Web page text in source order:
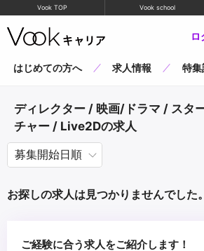
Vook TOP Vook school
ロ
はじめての方へ 求人情報 特集
ディレクター / 映画/ドラマ / スタ
チャー / Live2Dの求人
お探しの求人は見つかりませんでした。
ご経験に合う求人をご紹介します！